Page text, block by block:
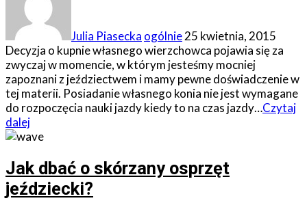
Julia Piasecka ogólnie25 kwietnia, 2015
Decyzja o kupnie własnego wierzchowca pojawia się za
zwyczaj w momencie, w którym jesteśmy mocniej
zapoznani z jeździectwem i mamy pewne doświadczenie w
tej materii. Posiadanie własnego konia nie jest wymagane
do rozpoczęcia nauki jazdy kiedy to na czas jazdy…Czytaj
dalej
Jak dbać o skórzany osprzęt
jeździecki?